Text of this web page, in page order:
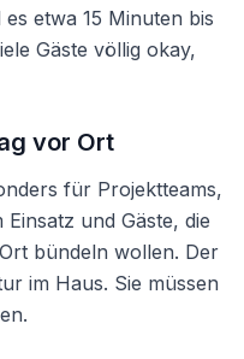
etwa 15 Minuten bis
Gäste völlig okay,
vor Ort
für Projektteams,
und Gäste, die
bündeln wollen. Der
im Haus. Sie müssen